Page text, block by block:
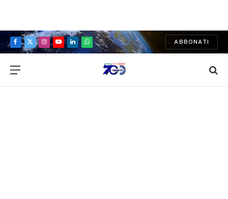
Facebook
X
Instagram
YouTubeLinkedInWhatsApp
ABBONATI